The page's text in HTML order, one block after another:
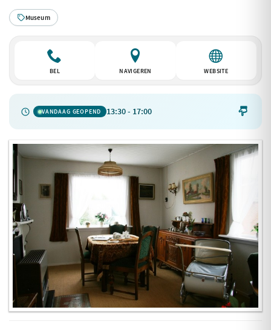
Museum
BEL NAVIGEREN WEBSITE
VANDAAG GEOPEND 13:30 - 17:00 